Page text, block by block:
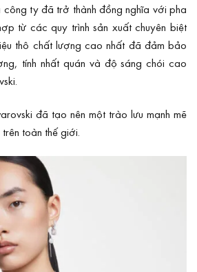
công ty đã trở thành đồng nghĩa với pha
từ các quy trình sản xuất chuyên biệt
thô chất lượng cao nhất đã đảm bảo
tính nhất quán và độ sáng chói cao
đã tạo nên một trào lưu mạnh mẽ
toàn thế giới.